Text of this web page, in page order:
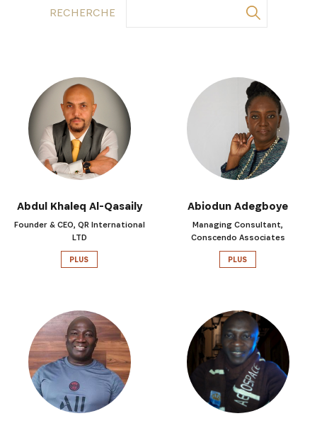
RECHERCHE
Abdul Khaleq Al-Qasaily
Founder & CEO, QR International
LTD
PLUS
Abiodun Adegboye
Managing Consultant,
Conscendo Associates
PLUS